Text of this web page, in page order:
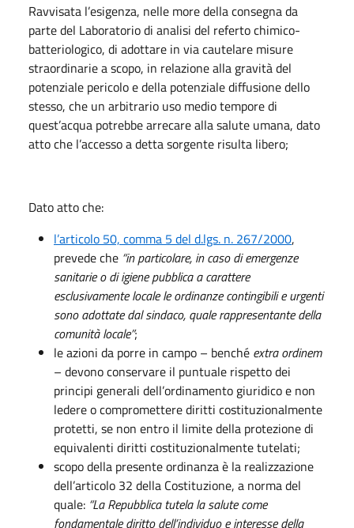
Ravvisata l’esigenza, nelle more della consegna da
parte del Laboratorio di analisi del referto chimico-
batteriologico, di adottare in via cautelare misure
straordinarie a scopo, in relazione alla gravità del
potenziale pericolo e della potenziale diffusione dello
stesso, che un arbitrario uso medio tempore di
quest’acqua potrebbe arrecare alla salute umana, dato
atto che l’accesso a detta sorgente risulta libero;
Dato atto che:
l’articolo 50, comma 5 del d.lgs. n. 267/2000,
prevede che “in particolare, in caso di emergenze
sanitarie o di igiene pubblica a carattere
esclusivamente locale le ordinanze contingibili e urgenti
sono adottate dal sindaco, quale rappresentante della
comunità locale”;
le azioni da porre in campo – benché extra ordinem
– devono conservare il puntuale rispetto dei
principi generali dell’ordinamento giuridico e non
ledere o compromettere diritti costituzionalmente
protetti, se non entro il limite della protezione di
equivalenti diritti costituzionalmente tutelati;
scopo della presente ordinanza è la realizzazione
dell’articolo 32 della Costituzione, a norma del
quale: “La Repubblica tutela la salute come
fondamentale diritto dell’individuo e interesse della